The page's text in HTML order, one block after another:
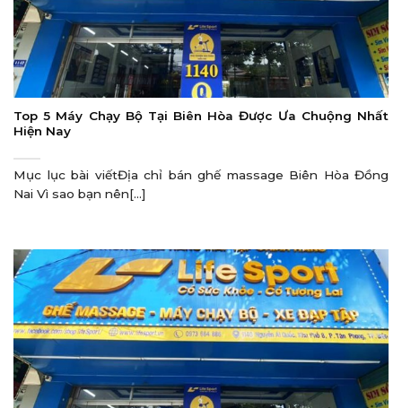
Top 5 Máy Chạy Bộ Tại Biên Hòa Được Ưa Chuộng Nhất
Hiện Nay
Mục lục bài viếtĐịa chỉ bán ghế massage Biên Hòa Đồng
Nai Vì sao bạn nên[...]